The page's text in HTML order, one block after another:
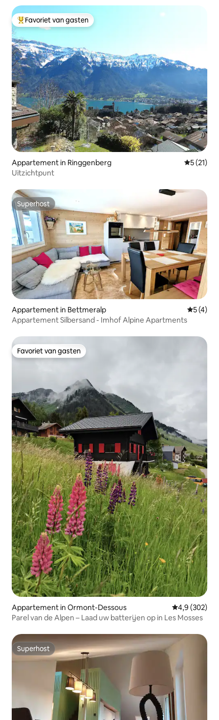
Topfavoriet van gasten
Favoriet van gasten
Appartement in Ringgenberg
5 (21)
Uitzichtpunt
Superhost
Superhost
Appartement in Bettmeralp
5 (4)
Appartement Silbersand - Imhof Alpine Apartments
Favoriet van gasten
Favoriet van gasten
Appartement in Ormont-Dessous Gemiddelde
4,9 (302)
Parel van de Alpen – Laad uw batterijen op in Les Mosses
Superhost
Superhost